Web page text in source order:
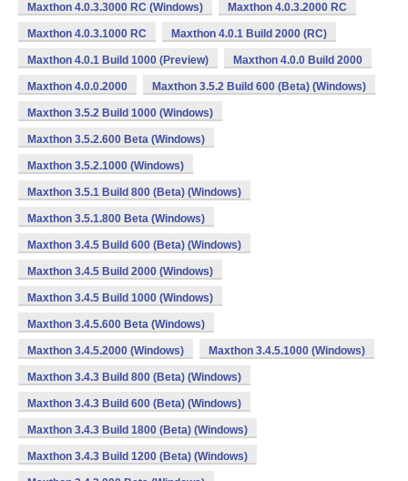
Maxthon 4.0.3.3000 RC (Windows) Maxthon 4.0.3.2000 RC
Maxthon 4.0.3.1000 RC Maxthon 4.0.1 Build 2000 (RC)
Maxthon 4.0.1 Build 1000 (Preview) Maxthon 4.0.0 Build 2000
Maxthon 4.0.0.2000 Maxthon 3.5.2 Build 600 (Beta) (Windows)
Maxthon 3.5.2 Build 1000 (Windows)
Maxthon 3.5.2.600 Beta (Windows)
Maxthon 3.5.2.1000 (Windows)
Maxthon 3.5.1 Build 800 (Beta) (Windows)
Maxthon 3.5.1.800 Beta (Windows)
Maxthon 3.4.5 Build 600 (Beta) (Windows)
Maxthon 3.4.5 Build 2000 (Windows)
Maxthon 3.4.5 Build 1000 (Windows)
Maxthon 3.4.5.600 Beta (Windows)
Maxthon 3.4.5.2000 (Windows) Maxthon 3.4.5.1000 (Windows)
Maxthon 3.4.3 Build 800 (Beta) (Windows)
Maxthon 3.4.3 Build 600 (Beta) (Windows)
Maxthon 3.4.3 Build 1800 (Beta) (Windows)
Maxthon 3.4.3 Build 1200 (Beta) (Windows)